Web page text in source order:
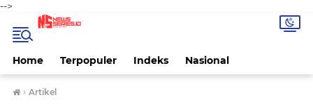
-->
Home Terpopuler Indeks Nasional
› Artikel